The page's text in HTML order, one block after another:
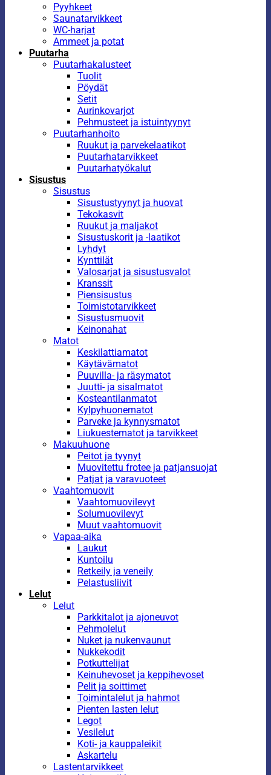
Pyyhkeet
Saunatarvikkeet
WC-harjat
Ammeet ja potat
Puutarha
Puutarhakalusteet
Tuolit
Pöydät
Setit
Aurinkovarjot
Pehmusteet ja istuintyynyt
Puutarhanhoito
Ruukut ja parvekelaatikot
Puutarhatarvikkeet
Puutarhatyökalut
Sisustus
Sisustus
Sisustustyynyt ja huovat
Tekokasvit
Ruukut ja maljakot
Sisustuskorit ja -laatikot
Lyhdyt
Kynttilät
Valosarjat ja sisustusvalot
Kranssit
Piensisustus
Toimistotarvikkeet
Sisustusmuovit
Keinonahat
Matot
Keskilattiamatot
Käytävämatot
Puuvilla- ja räsymatot
Juutti- ja sisalmatot
Kosteantilanmatot
Kylpyhuonematot
Parveke ja kynnysmatot
Liukuestematot ja tarvikkeet
Makuuhuone
Peitot ja tyynyt
Muovitettu frotee ja patjansuojat
Patjat ja varavuoteet
Vaahtomuovit
Vaahtomuovilevyt
Solumuovilevyt
Muut vaahtomuovit
Vapaa-aika
Laukut
Kuntoilu
Retkeily ja veneily
Pelastusliivit
Lelut
Lelut
Parkkitalot ja ajoneuvot
Pehmolelut
Nuket ja nukenvaunut
Nukkekodit
Potkuttelijat
Keinuhevoset ja keppihevoset
Pelit ja soittimet
Toimintalelut ja hahmot
Pienten lasten lelut
Legot
Vesilelut
Koti- ja kauppaleikit
Askartelu
Lastentarvikkeet